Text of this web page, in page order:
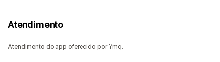
Atendimento
Atendimento do app oferecido por Ymq.